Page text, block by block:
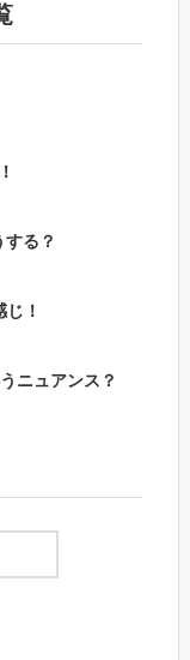
する？
！
ニュアンス？